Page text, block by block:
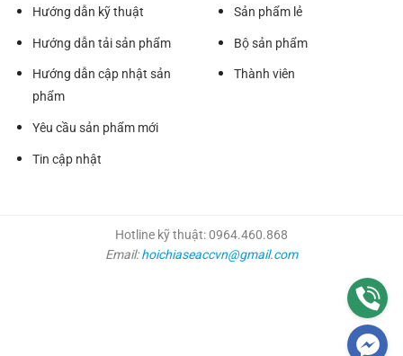
Hướng dẫn kỹ thuật
Hướng dẫn tải sản phẩm
Hướng dẫn cập nhật sản
phẩm
Yêu cầu sản phẩm mới
Tin cập nhật
Sản phẩm lẻ
Bộ sản phẩm
Thành viên
Hotline kỹ thuật: 0964.460.868
Email:hoichiaseaccvn@gmail.com